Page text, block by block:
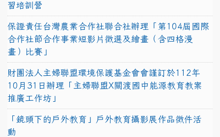
習培訓營
保證責任台灣農業合作社聯合社辦理「第104屆國際
合作社節合作事業短影片徵選及繪畫（含四格漫
畫）比賽」
財團法人主婦聯盟環境保護基金會會謹訂於112年
10月31日辦理「主婦聯盟X關渡國中能源教育教案
推廣工作坊」
「鏡頭下的戶外教育」戶外教育攝影展作品徵件活
動